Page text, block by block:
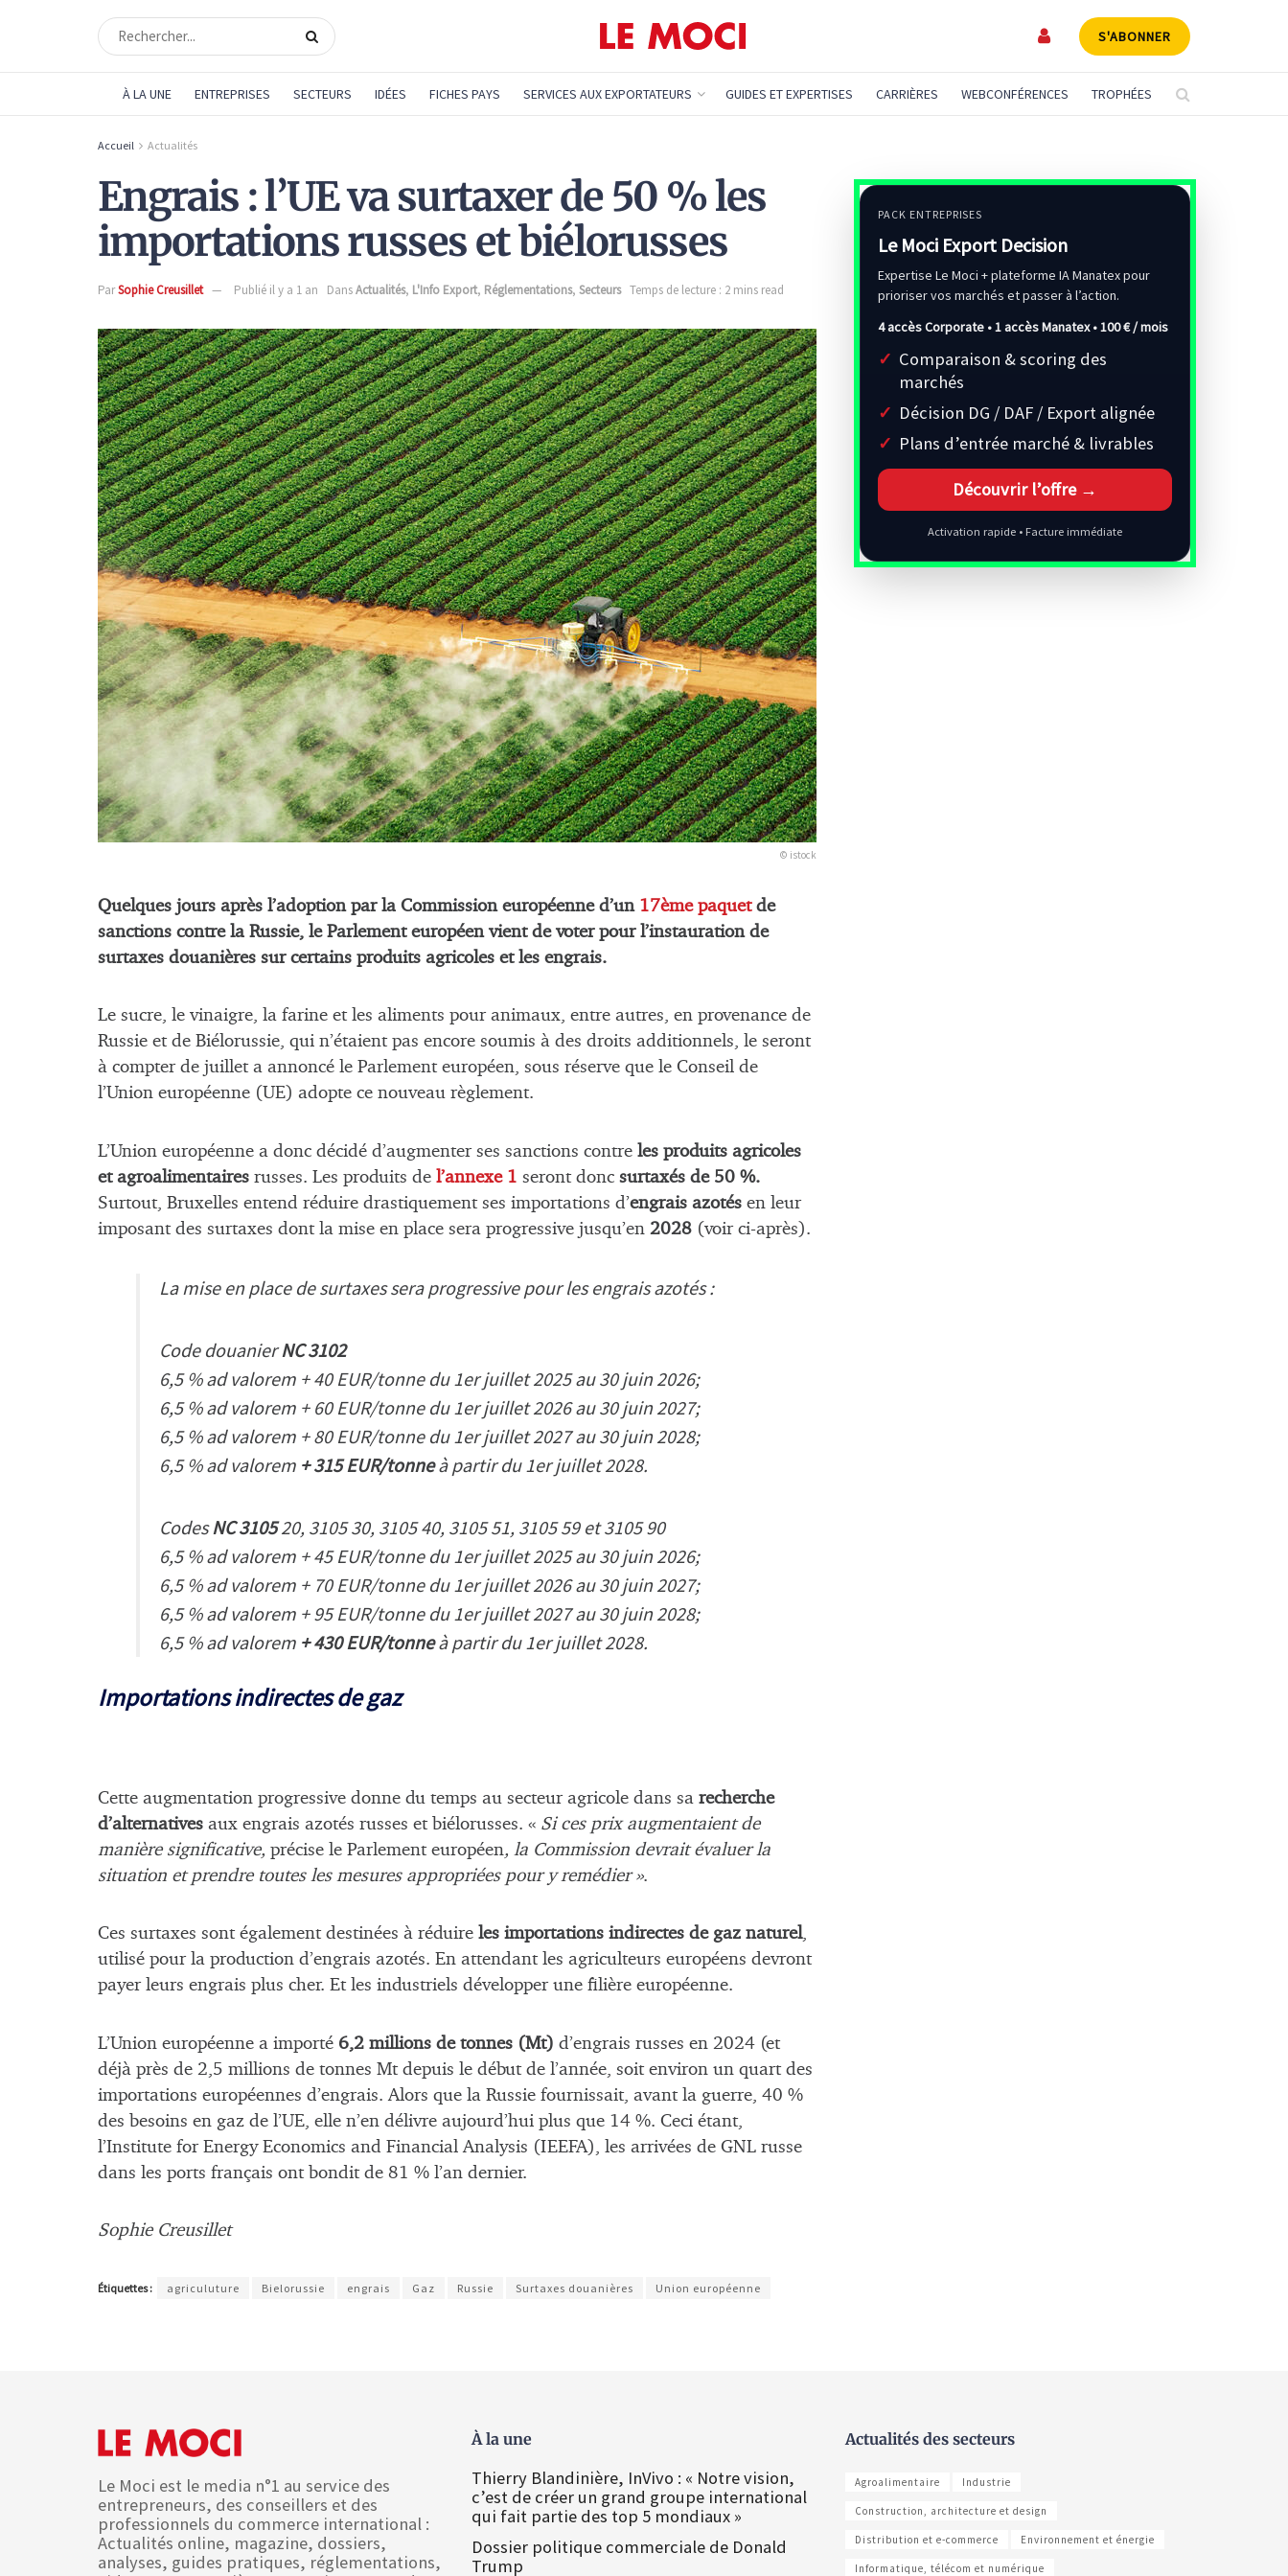
S'ABONNER
À LA UNE ENTREPRISES SECTEURS IDÉES FICHES PAYS SERVICES AUX EXPORTATEURS GUIDES ET EXPERTISES CARRIÈRES WEBCONFÉRENCES TROPHÉES
Accueil Actualités
Engrais : l’UE va surtaxer de 50 % les
importations russes et biélorusses
ParSophie Creusillet Publié il y a 1 an DansActualités, L'Info Export, Réglementations, Secteurs Temps de lecture : 2 mins read
© istock
Quelques jours après l’adoption par la Commission européenne d’un 17ème paquetde
sanctions contre la Russie, le Parlement européen vient de voter pour l’instauration de
surtaxes douanières sur certains produits agricoles et les engrais.
Le sucre, le vinaigre, la farine et les aliments pour animaux, entre autres, en provenance de
Russie et de Biélorussie, qui n’étaient pas encore soumis à des droits additionnels, le seront
à compter de juillet a annoncé le Parlement européen, sous réserve que le Conseil de
l’Union européenne (UE) adopte ce nouveau règlement.
L’Union européenne a donc décidé d’augmenter ses sanctions contre les produits agricoles
et agroalimentaires russes. Les produits de l’annexe 1 seront donc surtaxés de 50 %.
Surtout, Bruxelles entend réduire drastiquement ses importations d’engrais azotés en leur
imposant des surtaxes dont la mise en place sera progressive jusqu’en 2028 (voir ci-après).
La mise en place de surtaxes sera progressive pour les engrais azotés :
Code douanierNC 3102
6,5 % ad valorem + 40 EUR/tonne du 1er juillet 2025 au 30 juin 2026;
6,5 % ad valorem + 60 EUR/tonne du 1er juillet 2026 au 30 juin 2027;
6,5 % ad valorem + 80 EUR/tonne du 1er juillet 2027 au 30 juin 2028;
6,5 % ad valorem + 315 EUR/tonneà partir du 1er juillet 2028.
CodesNC 310520, 3105 30, 3105 40, 3105 51, 3105 59 et 3105 90
6,5 % ad valorem + 45 EUR/tonne du 1er juillet 2025 au 30 juin 2026;
6,5 % ad valorem + 70 EUR/tonne du 1er juillet 2026 au 30 juin 2027;
6,5 % ad valorem + 95 EUR/tonne du 1er juillet 2027 au 30 juin 2028;
6,5 % ad valorem + 430 EUR/tonneà partir du 1er juillet 2028.
Importations indirectes de gaz
Cette augmentation progressive donne du temps au secteur agricole dans sa recherche
d’alternatives aux engrais azotés russes et biélorusses. « Si ces prix augmentaient de
manière significative, précise le Parlement européen, la Commission devrait évaluer la
situation et prendre toutes les mesures appropriées pour y remédier ».
Ces surtaxes sont également destinées à réduire les importations indirectes de gaz naturel,
utilisé pour la production d’engrais azotés. En attendant les agriculteurs européens devront
payer leurs engrais plus cher. Et les industriels développer une filière européenne.
L’Union européenne a importé 6,2 millions de tonnes (Mt) d’engrais russes en 2024 (et
déjà près de 2,5 millions de tonnes Mt depuis le début de l’année, soit environ un quart des
importations européennes d’engrais. Alors que la Russie fournissait, avant la guerre, 40 %
des besoins en gaz de l’UE, elle n’en délivre aujourd’hui plus que 14 %. Ceci étant,
l’Institute for Energy Economics and Financial Analysis (IEEFA), les arrivées de GNL russe
dans les ports français ont bondit de 81 % l’an dernier.
Sophie Creusillet
Étiquettes : agriculuture Bielorussie engrais Gaz Russie Surtaxes douanières Union européenne
PACK ENTREPRISES
Le Moci Export Decision
Expertise Le Moci + plateforme IA Manatex pour
prioriser vos marchés et passer à l’action.
4 accès Corporate • 1 accès Manatex •100 € / mois
Comparaison & scoring des
marchés
Décision DG / DAF / Export alignée
Plans d’entrée marché & livrables
Découvrir l’offre →
Activation rapide • Facture immédiate
Le Moci est le media n°1 au service des
entrepreneurs, des conseillers et des
professionnels du commerce international :
Actualités online, magazine, dossiers,
analyses, guides pratiques, réglementations,
À la une
Thierry Blandinière, InVivo : « Notre vision,
c’est de créer un grand groupe international
qui fait partie des top 5 mondiaux »
Dossier politique commerciale de Donald
Trump
Actualités des secteurs
Agroalimentaire Industrie
Construction, architecture et design
Distribution et e-commerce Environnement et énergie
Informatique, télécom et numérique